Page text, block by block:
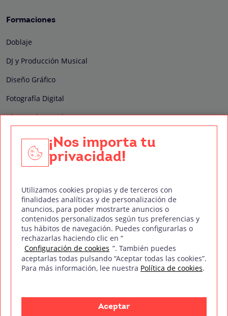
Formaciones
Doblaje
DJ y Producción Musical
Diseño Gráfico
Fotografía Digital
Técnico de Sonido
Edición y Postproducción de Vídeo
Nuestros sellos de calidad
Síguenos en Redes Sociales
mm 2026
Política de privacidad Política de cookies
Aviso legal
¡Nos importa tu
privacidad!
Utilizamos cookies propias y de terceros con
finalidades analíticas y de personalización de
anuncios, para poder mostrarte anuncios o
contenidos personalizados según tus preferencias y
tus hábitos de navegación. Puedes configurarlas o
rechazarlas haciendo clic en “
Configuración de cookies ”. También puedes
aceptarlas todas pulsando “Aceptar todas las cookies”.
Para más información, lee nuestra Política de cookies.
Aceptar